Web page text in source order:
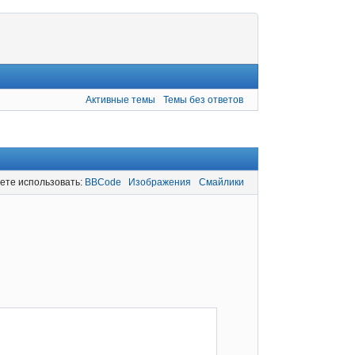
Активные темы Темы без ответов
использовать: BBCode Изображения Смайлики